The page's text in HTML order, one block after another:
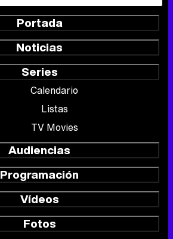
Portada
Noticias
Series
Calendario
Listas
TV Movies
Audiencias
Programación
Vídeos
Fotos